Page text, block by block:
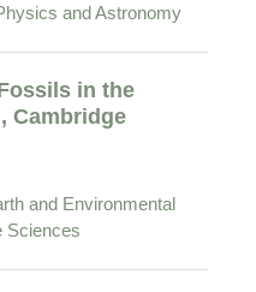
and Astronomy
in the
Cambridge
and Environmental
Sciences